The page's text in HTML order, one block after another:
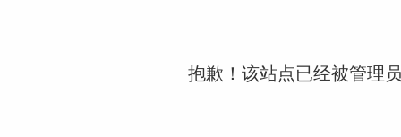
抱歉！该站点已经被管理